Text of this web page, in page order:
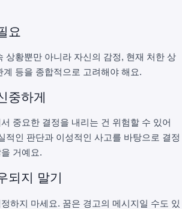
요
상황뿐만 아니라 자신의 감정, 현재 처한 상
계 등을 종합적으로 고려해야 해요.
중하게
중요한 결정을 내리는 건 위험할 수 있어
적인 판단과 이성적인 사고를 바탕으로 결정
거예요.
되지 말기
하지 마세요. 꿈은 경고의 메시지일 수도 있